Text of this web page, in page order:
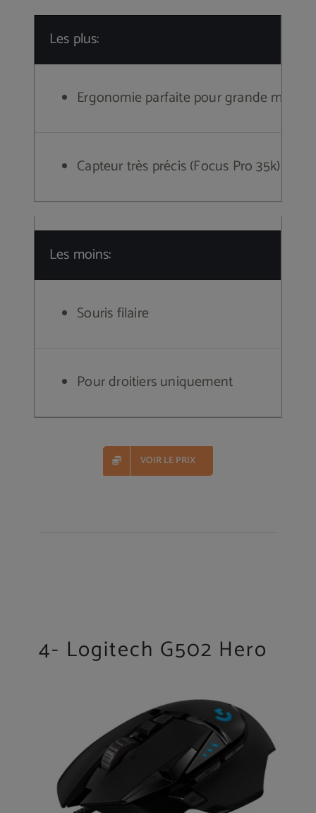
Les plus:
Ergonomie parfaite pour grande main
Capteur très précis (Focus Pro 35k)
Les moins:
Souris filaire
Pour droitiers uniquement
VOIR LE PRIX
4- Logitech G502 Hero